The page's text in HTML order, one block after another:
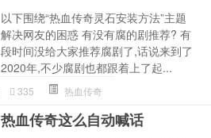
以下围绕“热血传奇灵石安装方法”主题
解决网友的困惑 有没有腐的剧推荐? 有
段时间没给大家推荐腐剧了,话说来到了
2020年,不少腐剧也都跟着上了起...
335 热血传奇
热血传奇这么自动喊话